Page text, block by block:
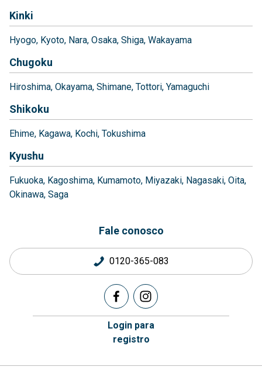
Kinki
Hyogo Kyoto Nara Osaka Shiga Wakayama
Chugoku
Hiroshima Okayama Shimane Tottori Yamaguchi
Shikoku
Ehime Kagawa Kochi Tokushima
Kyushu
Fukuoka Kagoshima Kumamoto Miyazaki Nagasaki Oita
Okinawa Saga
Fale conosco
0120-365-083
Login para
registro